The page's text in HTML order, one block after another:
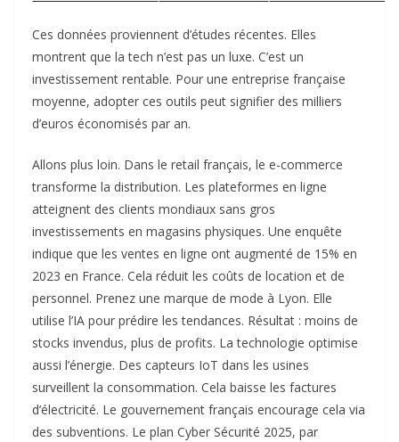
Ces données proviennent d’études récentes. Elles
montrent que la tech n’est pas un luxe. C’est un
investissement rentable. Pour une entreprise française
moyenne, adopter ces outils peut signifier des milliers
d’euros économisés par an.
Allons plus loin. Dans le retail français, le e-commerce
transforme la distribution. Les plateformes en ligne
atteignent des clients mondiaux sans gros
investissements en magasins physiques. Une enquête
indique que les ventes en ligne ont augmenté de 15% en
2023 en France. Cela réduit les coûts de location et de
personnel. Prenez une marque de mode à Lyon. Elle
utilise l’IA pour prédire les tendances. Résultat : moins de
stocks invendus, plus de profits. La technologie optimise
aussi l’énergie. Des capteurs IoT dans les usines
surveillent la consommation. Cela baisse les factures
d’électricité. Le gouvernement français encourage cela via
des subventions. Le plan Cyber Sécurité 2025, par